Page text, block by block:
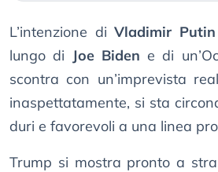
L’intenzione diVladimir Putin
lungo di Joe Biden e di
scontra con un’imprevista
inaspettatamente, si sta
duri e favorevoli a una linea
Trump si mostra pronto a